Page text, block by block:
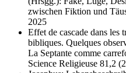
zwischen Fiktion und
2025
Effet de cascade dans les
bibliques. Quelques
La Septante comme
Science Religieuse 81,2